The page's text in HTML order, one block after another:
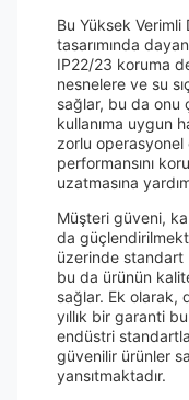
Bu Yüksek Verimli
tasarımında
IP22/23 koruma
nesnelere ve su
sağlar, bu da onu
kullanıma uygun
zorlu
performansını
uzatmasına
Müşteri güveni,
da
üzerinde standart
bu da ürünün
sağlar. Ek olarak,
yıllık bir garanti
endüstri
güvenilir ürünler
yansıtmaktadır.